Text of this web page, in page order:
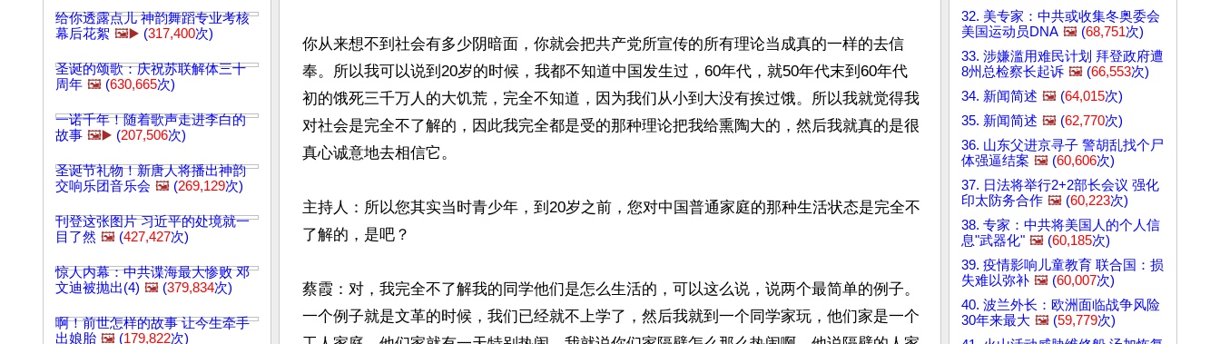
给你透露点儿 神韵舞蹈专业考核
幕后花絮 🖼️▶️ (317,400次)
圣诞的颂歌：庆祝苏联解体三十
周年 🖼️ (630,665次)
一诺千年！随着歌声走进李白的
故事 🖼️▶️ (207,506次)
圣诞节礼物！新唐人将播出神韵
交响乐团音乐会 🖼️ (269,129次)
刊登这张图片 习近平的处境就一
目了然 🖼️ (427,427次)
惊人内幕：中共谍海最大惨败 邓
文迪被抛出(4) 🖼️ (379,834次)
啊！前世怎样的故事 让今生牵手
出娘胎 🖼️ (179,822次)
你从来想不到社会有多少阴暗面，你就会把共产党所宣传的所有理论当成真的一样的去信
奉。所以我可以说到20岁的时候，我都不知道中国发生过，60年代，就50年代末到60年代
初的饿死三千万人的大饥荒，完全不知道，因为我们从小到大没有挨过饿。所以我就觉得我
对社会是完全不了解的，因此我完全都是受的那种理论把我给熏陶大的，然后我就真的是很
真心诚意地去相信它。
主持人：所以您其实当时青少年，到20岁之前，您对中国普通家庭的那种生活状态是完全不
了解的，是吧？
蔡霞：对，我完全不了解我的同学他们是怎么生活的，可以这么说，说两个最简单的例子。
一个例子就是文革的时候，我们已经就不上学了，然后我就到一个同学家玩，他们家是一个
32. 美专家：中共或收集冬奥委会
美国运动员DNA 🖼️ (68,751次)
33. 涉嫌滥用难民计划 拜登政府遭
8州总检察长起诉 🖼️ (66,553次)
34. 新闻简述 🖼️ (64,015次)
35. 新闻简述 🖼️ (62,770次)
36. 山东父进京寻子 警胡乱找个尸
体强逼结案 🖼️ (60,606次)
37. 日法将举行2+2部长会议 强化
印太防务合作 🖼️ (60,223次)
38. 专家：中共将美国人的个人信
息"武器化" 🖼️ (60,185次)
39. 疫情影响儿童教育 联合国：损
失难以弥补 🖼️ (60,007次)
40. 波兰外长：欧洲面临战争风险
30年来最大 🖼️ (59,779次)